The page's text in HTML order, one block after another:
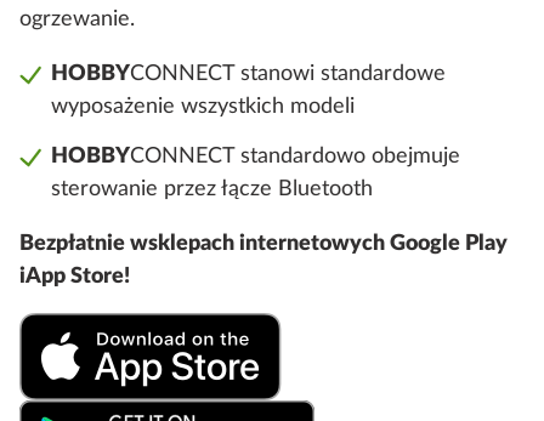
ogrzewanie.
HOBBYCONNECT stanowi standardowe
wyposażenie wszystkich modeli
HOBBYCONNECT standardowo obejmuje
sterowanie przez łącze Bluetooth
Bezpłatnie wsklepach internetowych Google Play
iApp Store!